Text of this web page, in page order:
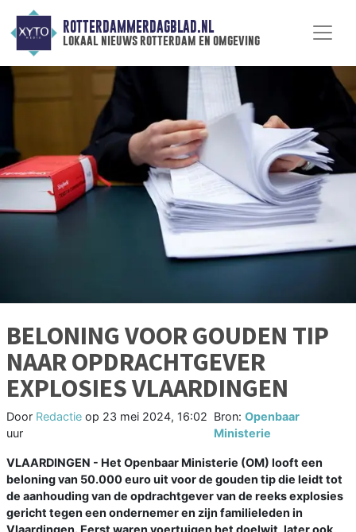
ROTTERDAMMERDAGBLAD.NL
lokaal nieuws rotterdam en omgeving
BELONING VOOR GOUDEN TIP
NAAR OPDRACHTGEVER
EXPLOSIES VLAARDINGEN
Door Redactie op 23 mei 2024, 16:02
uur
Bron: Openbaar
Ministerie
VLAARDINGEN - Het Openbaar Ministerie (OM) looft een
beloning van 50.000 euro uit voor de gouden tip die leidt tot
de aanhouding van de opdrachtgever van de reeks explosies
gericht tegen een ondernemer en zijn familieleden in
Vlaardingen. Eerst waren voertuigen het doelwit, later ook